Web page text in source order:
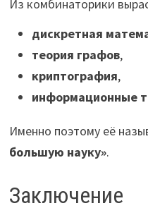
Из комбинаторики
дискретная
теория графов,
криптография,
информационные
Именно поэтому её
большую науку».
Заключение